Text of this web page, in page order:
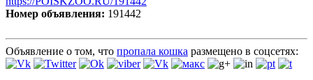
Номер объявления: 191442
Объявление о том, что пропала кошка размещено в соцсетях: